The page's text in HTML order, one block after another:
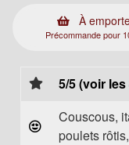
À
Précommande pour
5/5 (voir
Couscous,
poulets